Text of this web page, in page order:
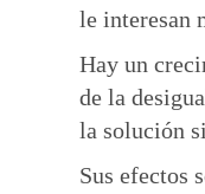
le interesan
Hay un
de la
la solución
Sus efectos